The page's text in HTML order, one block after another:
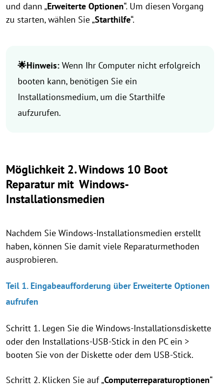
und dann „Erweiterte Optionen“. Um diesen Vorgang
zu starten, wählen Sie „Starthilfe“.
🌟Hinweis: Wenn Ihr Computer nicht erfolgreich
booten kann, benötigen Sie ein
Installationsmedium, um die Starthilfe
aufzurufen.
Möglichkeit 2. Windows 10 Boot
Reparatur mit Windows-
Installationsmedien
Nachdem Sie Windows-Installationsmedien erstellt
haben, können Sie damit viele Reparaturmethoden
ausprobieren.
Teil 1. Eingabeaufforderung über Erweiterte Optionen
aufrufen
Schritt 1. Legen Sie die Windows-Installationsdiskette
oder den Installations-USB-Stick in den PC ein >
booten Sie von der Diskette oder dem USB-Stick.
Schritt 2. Klicken Sie auf „Computerreparaturoptionen“